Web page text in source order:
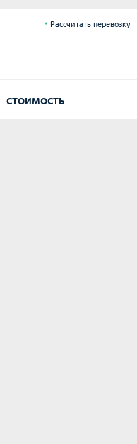
Рассчитать перевозку
СТОИМОСТЬ